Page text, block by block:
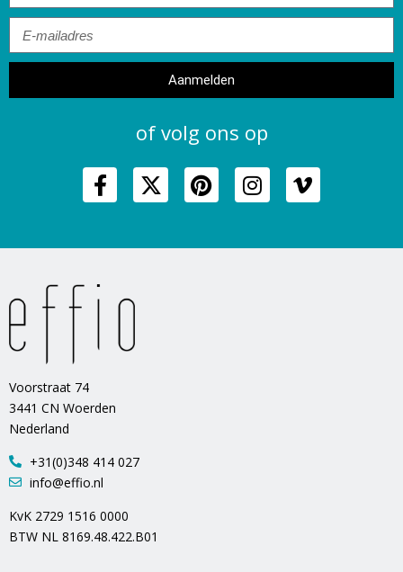
Aanmelden
of volg ons op
Voorstraat 74
3441 CN Woerden
Nederland
+31(0)348 414 027
info@effio.nl
KvK 2729 1516 0000
BTW NL 8169.48.422.B01